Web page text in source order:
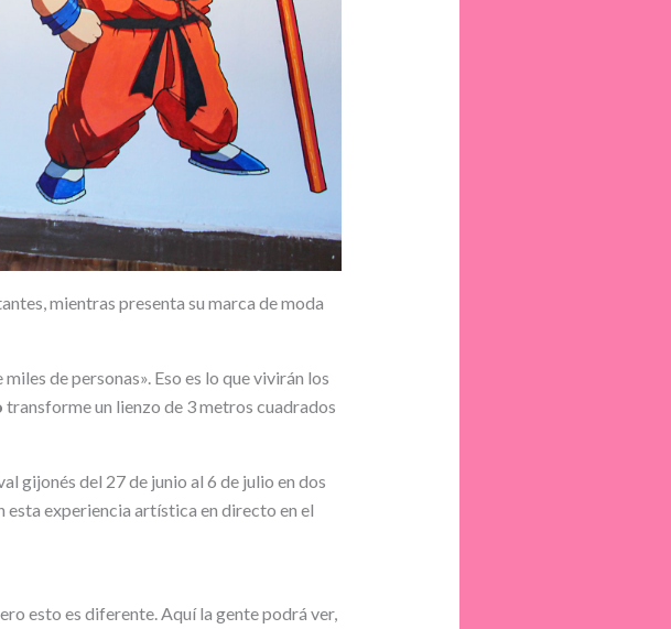
mientras presenta su marca de moda
miles de personas». Eso es lo que vivirán los
transforme un lienzo de 3 metros cuadrados
gijonés del 27 de junio al 6 de julio en dos
esta experiencia artística en directo en el
esto es diferente. Aquí la gente podrá ver,